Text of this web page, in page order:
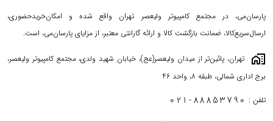
پارسان‌می، در مجتمع کامپیوتر ولیعصر تهران واقع شده و امکان‌خریدحضوری،
ارسال‌سریع‌کالا، ضمانت بازگشت کالا و ارائه گارانتی معتبر، از مزایای پارسان‌می، است.
maps_home_work
تهران، پائین‌تر از میدان ولیعصر(عج)، خیابان شهید ولدی، مجتمع کامپیوتر ولیعصر،
برج اداری شمالی، طبقه 8، واحد 46
تلفن : 021-88853790